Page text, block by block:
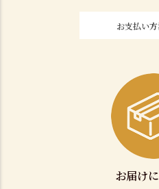
お支払い
お届け